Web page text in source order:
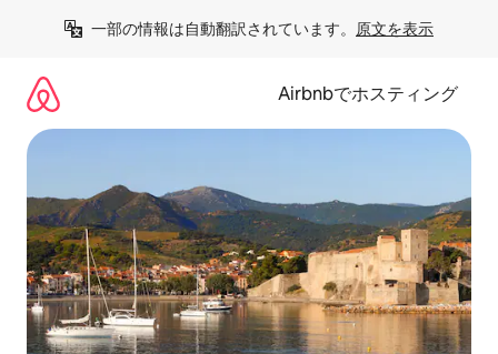
一部の情報は自動翻訳されています。 原文を表示
Airbnbでホスティング